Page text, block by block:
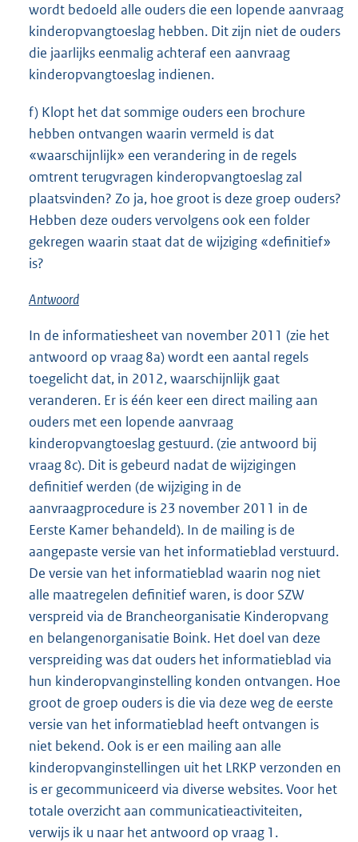
wordt bedoeld alle ouders die een lopende aanvraag
kinderopvangtoeslag hebben. Dit zijn niet de ouders
die jaarlijks eenmalig achteraf een aanvraag
kinderopvangtoeslag indienen.
f) Klopt het dat sommige ouders een brochure
hebben ontvangen waarin vermeld is dat
«waarschijnlijk» een verandering in de regels
omtrent terugvragen kinderopvangtoeslag zal
plaatsvinden? Zo ja, hoe groot is deze groep ouders?
Hebben deze ouders vervolgens ook een folder
gekregen waarin staat dat de wijziging «definitief»
is?
Antwoord
In de informatiesheet van november 2011 (zie het
antwoord op vraag 8a) wordt een aantal regels
toegelicht dat, in 2012, waarschijnlijk gaat
veranderen. Er is één keer een direct mailing aan
ouders met een lopende aanvraag
kinderopvangtoeslag gestuurd. (zie antwoord bij
vraag 8c). Dit is gebeurd nadat de wijzigingen
definitief werden (de wijziging in de
aanvraagprocedure is 23 november 2011 in de
Eerste Kamer behandeld). In de mailing is de
aangepaste versie van het informatieblad verstuurd.
De versie van het informatieblad waarin nog niet
alle maatregelen definitief waren, is door SZW
verspreid via de Brancheorganisatie Kinderopvang
en belangenorganisatie Boink. Het doel van deze
verspreiding was dat ouders het informatieblad via
hun kinderopvanginstelling konden ontvangen. Hoe
groot de groep ouders is die via deze weg de eerste
versie van het informatieblad heeft ontvangen is
niet bekend. Ook is er een mailing aan alle
kinderopvanginstellingen uit het LRKP verzonden en
is er gecommuniceerd via diverse websites. Voor het
totale overzicht aan communicatieactiviteiten,
verwijs ik u naar het antwoord op vraag 1.